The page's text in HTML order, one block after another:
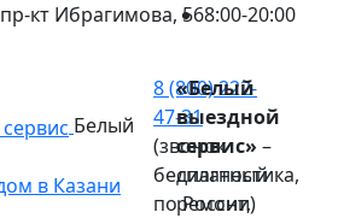
пр-кт Ибрагимова, 568:00-20:00
Белый
в Казани
8 (800) 222-
47-31
(звонок
бесплатный
по России)
«Белый
выездной
сервис» –
диагностика,
ремонт,